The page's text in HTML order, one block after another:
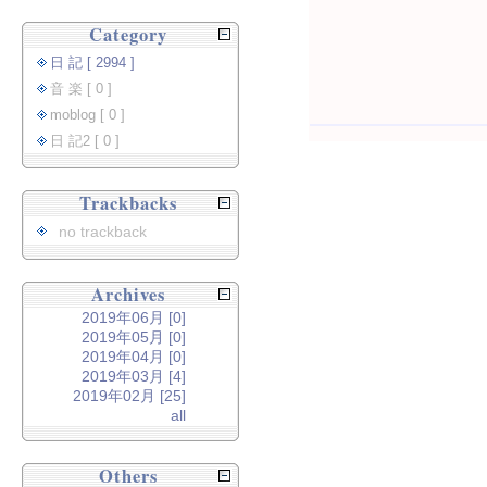
Category
日 記 [ 2994 ]
音 楽 [ 0 ]
moblog [ 0 ]
日 記2 [ 0 ]
Trackbacks
no trackback
Archives
2019年06月 [0]
2019年05月 [0]
2019年04月 [0]
2019年03月 [4]
2019年02月 [25]
all
Others